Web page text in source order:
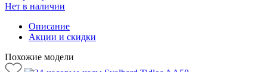
Нет в наличии
Описание
Акции и скидки
Похожие модели